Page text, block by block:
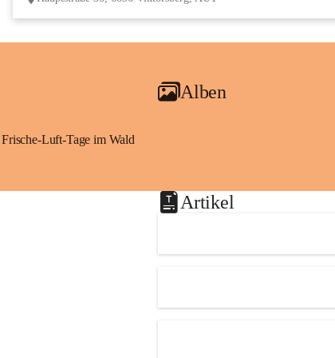
Alben
Frische-Luft-Tage im Wald
Artikel